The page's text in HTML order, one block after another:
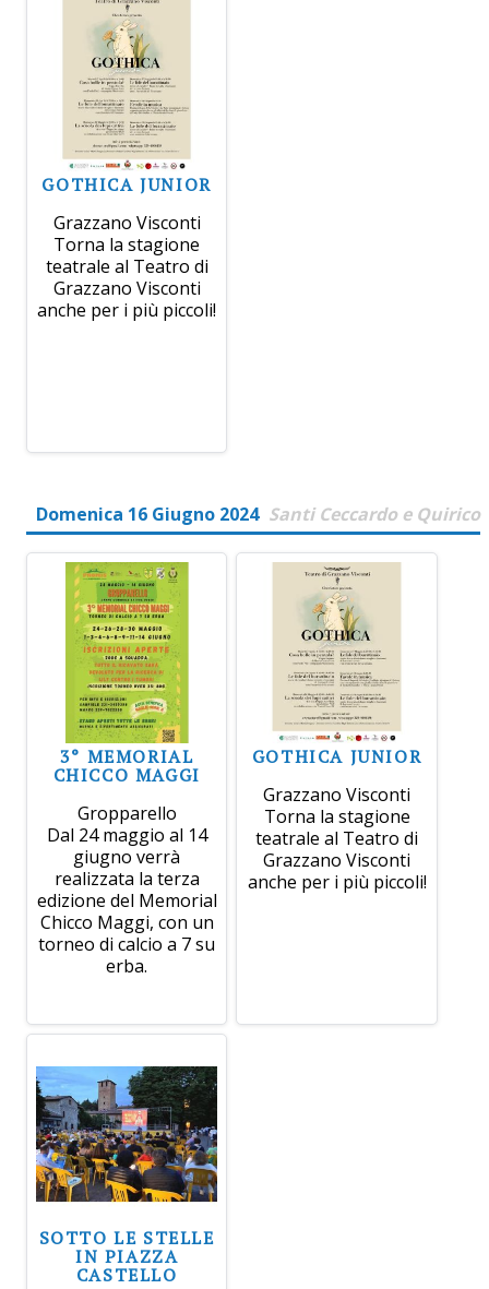
GOTHICA JUNIOR
Grazzano Visconti
Torna la stagione
teatrale al Teatro di
Grazzano Visconti
anche per i più piccoli!
Domenica 16 Giugno 2024 Santi Ceccardo e Quirico
3° MEMORIAL
CHICCO MAGGI
Gropparello
Dal 24 maggio al 14
giugno verrà
realizzata la terza
edizione del Memorial
Chicco Maggi, con un
torneo di calcio a 7 su
erba.
GOTHICA JUNIOR
Grazzano Visconti
Torna la stagione
teatrale al Teatro di
Grazzano Visconti
anche per i più piccoli!
SOTTO LE STELLE
IN PIAZZA
CASTELLO